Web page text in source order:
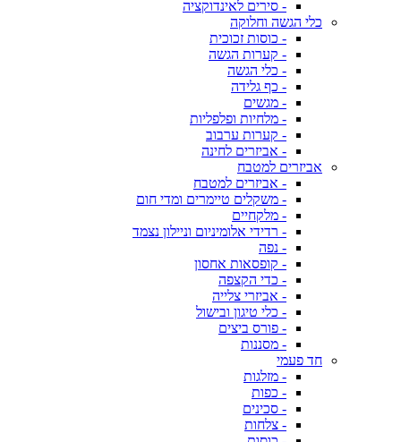
- סירים לאינדוקציה
כלי הגשה וחלוקה
- כוסות זכוכית
- קערות הגשה
- כלי הגשה
- כף גלידה
- מגשים
- מלחיות ופלפליות
- קערות ערבוב
- אביזרים לחינה
אביזרים למטבח
- אביזרים למטבח
- משקלים טיימרים ומדי חום
- מלקחיים
- רדידי אלומיניום וניילון נצמד
- נפה
- קופסאות אחסון
- כדי הקצפה
- אביזרי צלייה
- כלי טיגון ובישול
- פורס ביצים
- מסננות
חד פעמי
- מזלגות
- כפות
- סכינים
- צלחות